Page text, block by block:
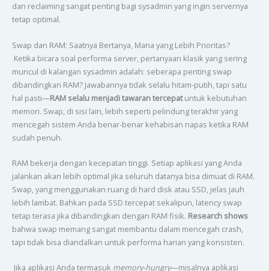
dan reclaiming sangat penting bagi sysadmin yang ingin servernya
tetap optimal.
Swap dan RAM: Saatnya Bertanya, Mana yang Lebih Prioritas?
Ketika bicara soal performa server, pertanyaan klasik yang sering
muncul di kalangan sysadmin adalah: seberapa penting swap
dibandingkan RAM? Jawabannya tidak selalu hitam-putih, tapi satu
hal pasti—RAM selalu menjadi tawaran tercepatuntuk kebutuhan
memori. Swap, di sisi lain, lebih seperti pelindung terakhir yang
mencegah sistem Anda benar-benar kehabisan napas ketika RAM
sudah penuh.
RAM bekerja dengan kecepatan tinggi. Setiap aplikasi yang Anda
jalankan akan lebih optimal jika seluruh datanya bisa dimuat di RAM.
Swap, yang menggunakan ruang di hard disk atau SSD, jelas jauh
lebih lambat. Bahkan pada SSD tercepat sekalipun, latency swap
tetap terasa jika dibandingkan dengan RAM fisik. Research shows
bahwa swap memang sangat membantu dalam mencegah crash,
tapi tidak bisa diandalkan untuk performa harian yang konsisten.
Jika aplikasi Anda termasuk memory-hungry—misalnya aplikasi